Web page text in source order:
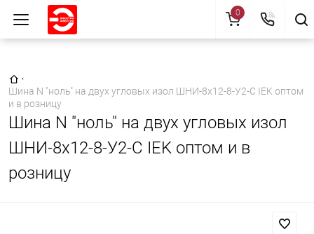
Главная страница
•
Шина N "ноль" на двух угловых изол ШНИ-8х12-8-У2-С IEK оптом
и в розницу
Шина N "ноль" на двух угловых изол
ШНИ-8х12-8-У2-С IEK оптом и в
розницу
0